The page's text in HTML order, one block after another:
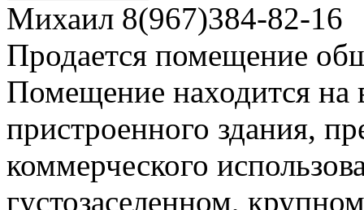
Михаил 8(967)384-82-16
Продается помещение
Помещение находится на
пристроенного здания,
коммерческого
густозаселенном,